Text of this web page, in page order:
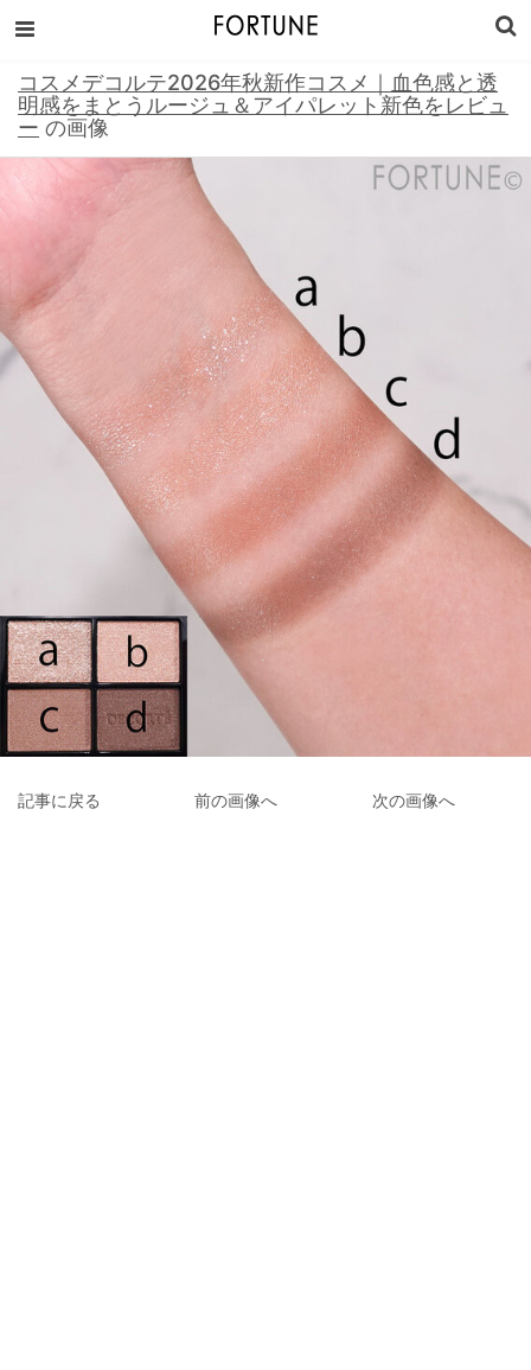
コスメデコルテ2026年秋新作コスメ｜血色感と透
明感をまとうルージュ＆アイパレット新色をレビュ
ー の画像
記事に戻る 前の画像へ 次の画像へ